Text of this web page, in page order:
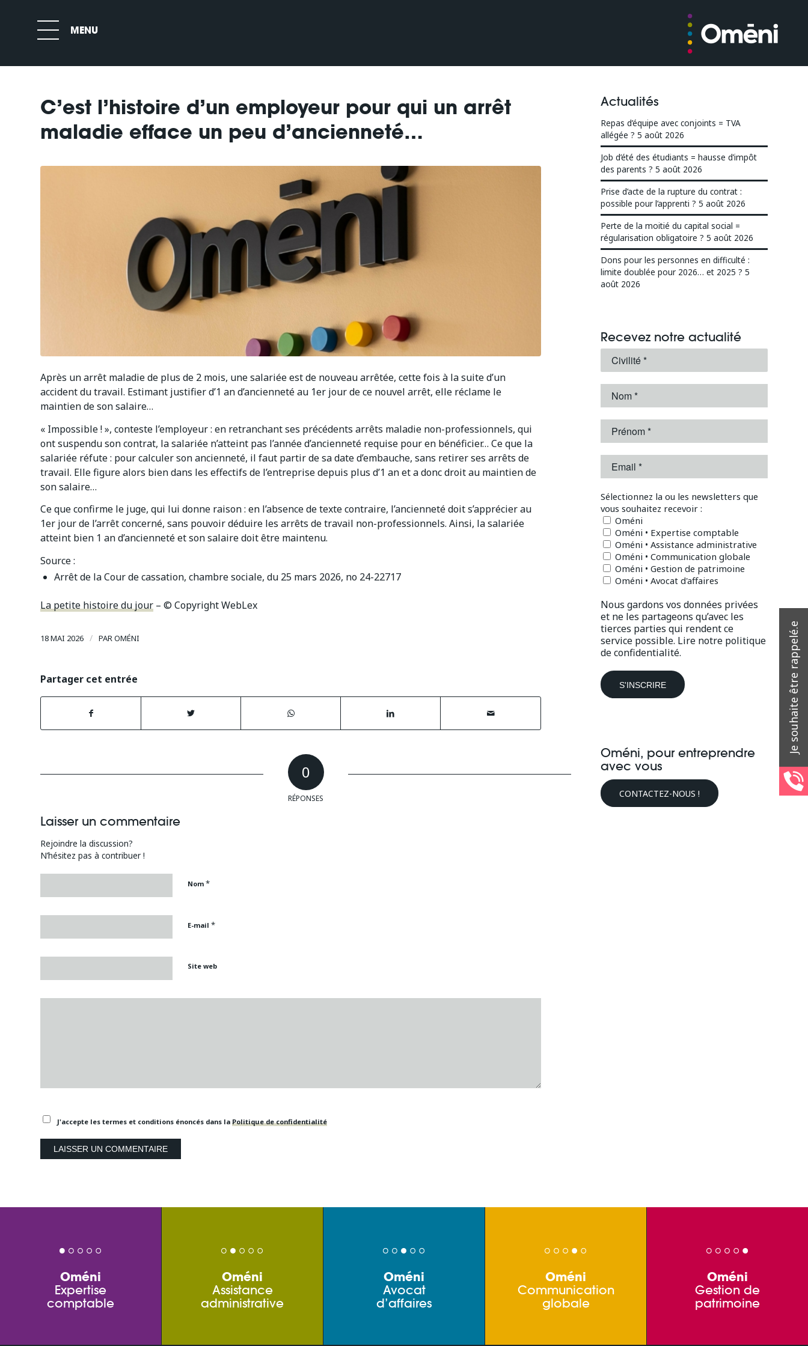
C’est l’histoire d’un employeur pour qui un arrêt
maladie efface un peu d’ancienneté…
Après un arrêt maladie de plus de 2 mois, une salariée est de nouveau arrêtée, cette fois à la suite d’un
accident du travail. Estimant justifier d’1 an d’ancienneté au 1er jour de ce nouvel arrêt, elle réclame le
maintien de son salaire…
« Impossible ! », conteste l’employeur : en retranchant ses précédents arrêts maladie non-professionnels, qui
ont suspendu son contrat, la salariée n’atteint pas l’année d’ancienneté requise pour en bénéficier… Ce que la
salariée réfute : pour calculer son ancienneté, il faut partir de sa date d’embauche, sans retirer ses arrêts de
travail. Elle figure alors bien dans les effectifs de l’entreprise depuis plus d’1 an et a donc droit au maintien de
son salaire…
Ce que confirme le juge, qui lui donne raison : en l’absence de texte contraire, l’ancienneté doit s’apprécier au
1er jour de l’arrêt concerné, sans pouvoir déduire les arrêts de travail non-professionnels. Ainsi, la salariée
atteint bien 1 an d’ancienneté et son salaire doit être maintenu.
Source :
Arrêt de la Cour de cassation, chambre sociale, du 25 mars 2026, no 24-22717
La petite histoire du jour – © Copyright WebLex
18 MAI 2026 / PAR OMÉNI
Partager cet entrée
0
RÉPONSES
Laisser un commentaire
Rejoindre la discussion?
N’hésitez pas à contribuer !
Nom *
E-mail *
Site web
J'accepte les termes et conditions énoncés dans la Politique de confidentialité
Actualités
Repas d’équipe avec conjoints = TVA
allégée ? 5 août 2026
Job d’été des étudiants = hausse d’impôt
des parents ? 5 août 2026
Prise d’acte de la rupture du contrat :
possible pour l’apprenti ? 5 août 2026
Perte de la moitié du capital social =
régularisation obligatoire ? 5 août 2026
Dons pour les personnes en difficulté :
limite doublée pour 2026… et 2025 ? 5
août 2026
Recevez notre actualité
Sélectionnez la ou les newsletters que
vous souhaitez recevoir :
Oméni
Oméni • Expertise comptable
Oméni • Assistance administrative
Oméni • Communication globale
Oméni • Gestion de patrimoine
Oméni • Avocat d'affaires
Nous gardons vos données privées
et ne les partageons qu’avec les
tierces parties qui rendent ce
service possible. Lire notre politique
de confidentialité.
Oméni, pour entreprendre
avec vous
CONTACTEZ-NOUS !
Oméni
Expertise
comptable
Oméni
Assistance
administrative
Oméni
Avocat
d’affaires
Oméni
Communication
globale
Oméni
Gestion de
patrimoine